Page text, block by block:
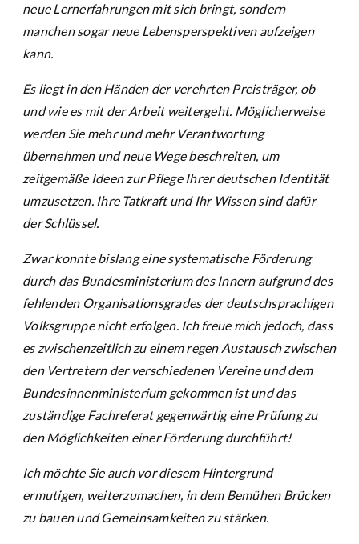
neue Lernerfahrungen mit sich bringt, sondern
manchen sogar neue Lebensperspektiven aufzeigen
kann.
Es liegt in den Händen der verehrten Preisträger, ob
und wie es mit der Arbeit weitergeht. Möglicherweise
werden Sie mehr und mehr Verantwortung
übernehmen und neue Wege beschreiten, um
zeitgemäße Ideen zur Pflege Ihrer deutschen Identität
umzusetzen. Ihre Tatkraft und Ihr Wissen sind dafür
der Schlüssel.
Zwar konnte bislang eine systematische Förderung
durch das Bundesministerium des Innern aufgrund des
fehlenden Organisationsgrades der deutschsprachigen
Volksgruppe nicht erfolgen. Ich freue mich jedoch, dass
es zwischenzeitlich zu einem regen Austausch zwischen
den Vertretern der verschiedenen Vereine und dem
Bundesinnenministerium gekommen ist und das
zuständige Fachreferat gegenwärtig eine Prüfung zu
den Möglichkeiten einer Förderung durchführt!
Ich möchte Sie auch vor diesem Hintergrund
ermutigen, weiterzumachen, in dem Bemühen Brücken
zu bauen und Gemeinsamkeiten zu stärken.